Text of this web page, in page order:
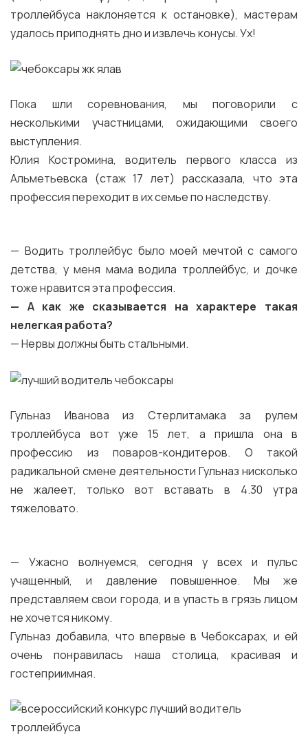
троллейбуса наклоняется к остановке), мастерам
удалось приподнять дно и извлечь конусы. Ух!
Пока шли соревнования, мы поговорили с
несколькими участницами, ожидающими своего
выступления.
Юлия Костромина, водитель первого класса из
Альметьевска (стаж 17 лет) рассказала, что эта
профессия переходит в их семье по наследству.
— Водить троллейбус было моей мечтой с самого
детства, у меня мама водила троллейбус, и дочке
тоже нравится эта профессия.
— А как же сказывается на характере такая
нелегкая работа?
— Нервы должны быть стальными.
Гульназ Иванова из Стерлитамака за рулем
троллейбуса вот уже 15 лет, а пришла она в
профессию из поваров-кондитеров. О такой
радикальной смене деятельности Гульназ нисколько
не жалеет, только вот вставать в 4.30 утра
тяжеловато.
— Ужасно волнуемся, сегодня у всех и пульс
учащенный, и давление повышенное. Мы же
представляем свои города, и в упасть в грязь лицом
не хочется никому.
Гульназ добавила, что впервые в Чебоксарах, и ей
очень понравилась наша столица, красивая и
гостеприимная.